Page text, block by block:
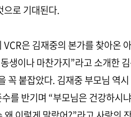
으로 기대된다.
은 김재중의 본가를 찾아온
생이나 마찬가지”라고 소개한
꼭 붙잡았다. 김재중 부모님 역
를 반기며 “부모님은 건강하시